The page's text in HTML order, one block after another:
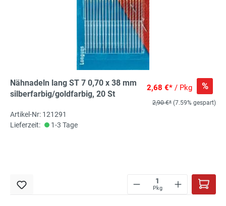
Nähnadeln lang ST 7 0,70 x 38 mm
silberfarbig/goldfarbig, 20 St
2,68 €* / Pkg %
2,90 €* (7.59% gespart)
Artikel-Nr: 121291
Lieferzeit:
1-3 Tage
Pkg